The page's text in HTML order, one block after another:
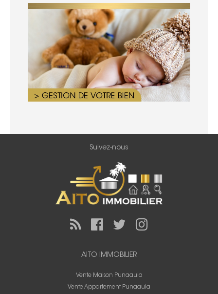
Suivez-nous
AITO IMMOBILIER
Vente Maison Punaauia
Vente Appartement Punaauia